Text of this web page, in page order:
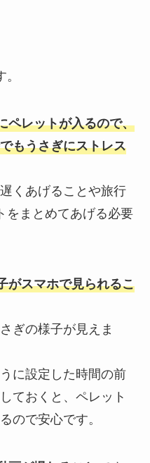
ペレットが入るので、
もうさぎにストレス
くあげることや旅行
をまとめてあげる必要
がスマホで見られるこ
ぎの様子が見えま
に設定した時間の前
ておくと、ペレット
ので安心です。